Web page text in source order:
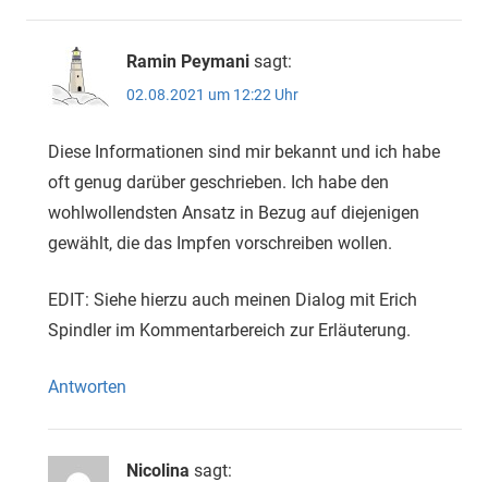
Ramin Peymani sagt:
02.08.2021 um 12:22 Uhr
Diese Informationen sind mir bekannt und ich habe
oft genug darüber geschrieben. Ich habe den
wohlwollendsten Ansatz in Bezug auf diejenigen
gewählt, die das Impfen vorschreiben wollen.
EDIT: Siehe hierzu auch meinen Dialog mit Erich
Spindler im Kommentarbereich zur Erläuterung.
Antworten
Nicolina sagt: